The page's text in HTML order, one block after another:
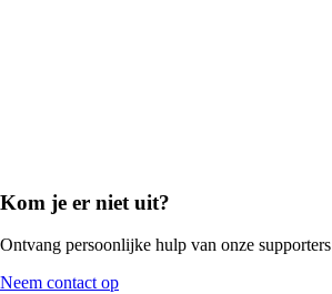
Kom je er niet uit?
Ontvang persoonlijke hulp van onze supporters
Neem contact op